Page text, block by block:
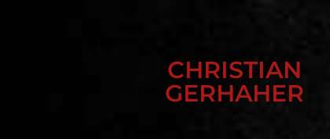
CHRISTIAN
GERHAHER